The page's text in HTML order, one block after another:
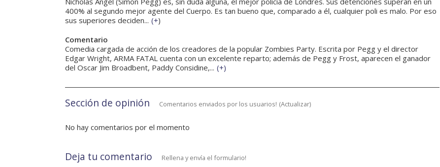
400% al segundo mejor agente del Cuerpo. Es tan bueno que, comparado a él, cualquier poli es malo. Por eso
sus superiores deciden... (+)
Comentario
Comedia cargada de acción de los creadores de la popular Zombies Party. Escrita por Pegg y el director
Edgar Wright, ARMA FATAL cuenta con un excelente reparto; además de Pegg y Frost, aparecen el ganador
del Oscar Jim Broadbent, Paddy Considine,... (+)
Sección de opinión Comentarios enviados por los usuarios! (Actualizar)
No hay comentarios por el momento
Deja tu comentario Rellena y envía el formulario!